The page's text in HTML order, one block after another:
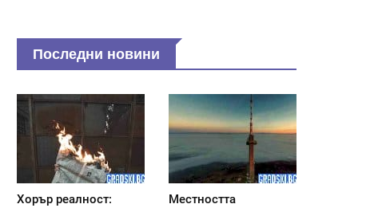
Последни новини
Хорър реалност:
Местността